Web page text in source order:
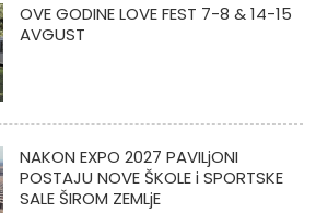
OVE GODINE LOVE FEST 7-8 & 14-15
AVGUST
NAKON EXPO 2027 PAVILjONI
POSTAJU NOVE ŠKOLE i SPORTSKE
SALE ŠIROM ZEMLjE